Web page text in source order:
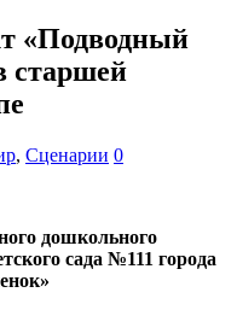
«Подводный
старшей
, Сценарии 0
дошкольного
сада №111 города